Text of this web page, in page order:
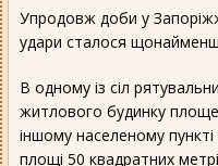
Упродовж доби у
удари сталося
В одному із сіл
житлового будинку
іншому населеному
площі 50 квадратних